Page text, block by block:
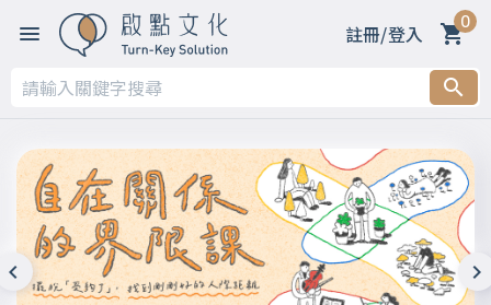
註冊/登入 0